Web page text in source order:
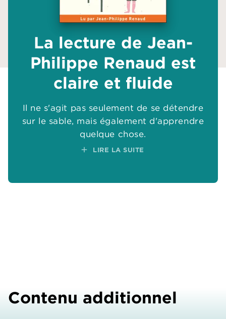
La lecture de Jean-
Philippe Renaud est
claire et fluide
Il ne s'agit pas seulement de se détendre
sur le sable, mais également d'apprendre
quelque chose.
add LIRE LA SUITE
Contenu additionnel